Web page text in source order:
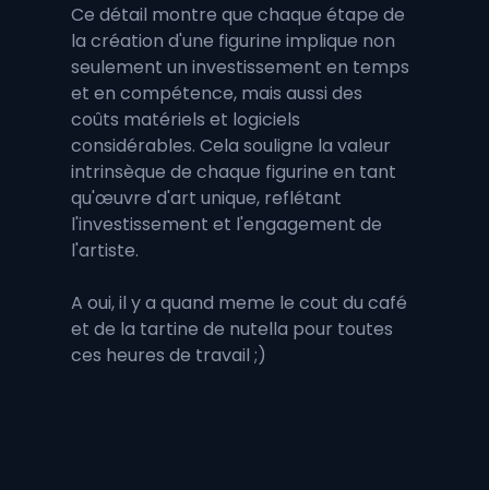
Ce détail montre que chaque étape de
la création d'une figurine implique non
seulement un investissement en temps
et en compétence, mais aussi des
coûts matériels et logiciels
considérables. Cela souligne la valeur
intrinsèque de chaque figurine en tant
qu'œuvre d'art unique, reflétant
l'investissement et l'engagement de
l'artiste.
A oui, il y a quand meme le cout du café
et de la tartine de nutella pour toutes
ces heures de travail ;)